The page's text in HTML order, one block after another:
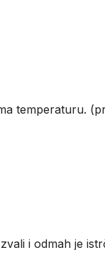
temperaturu.
i odmah je